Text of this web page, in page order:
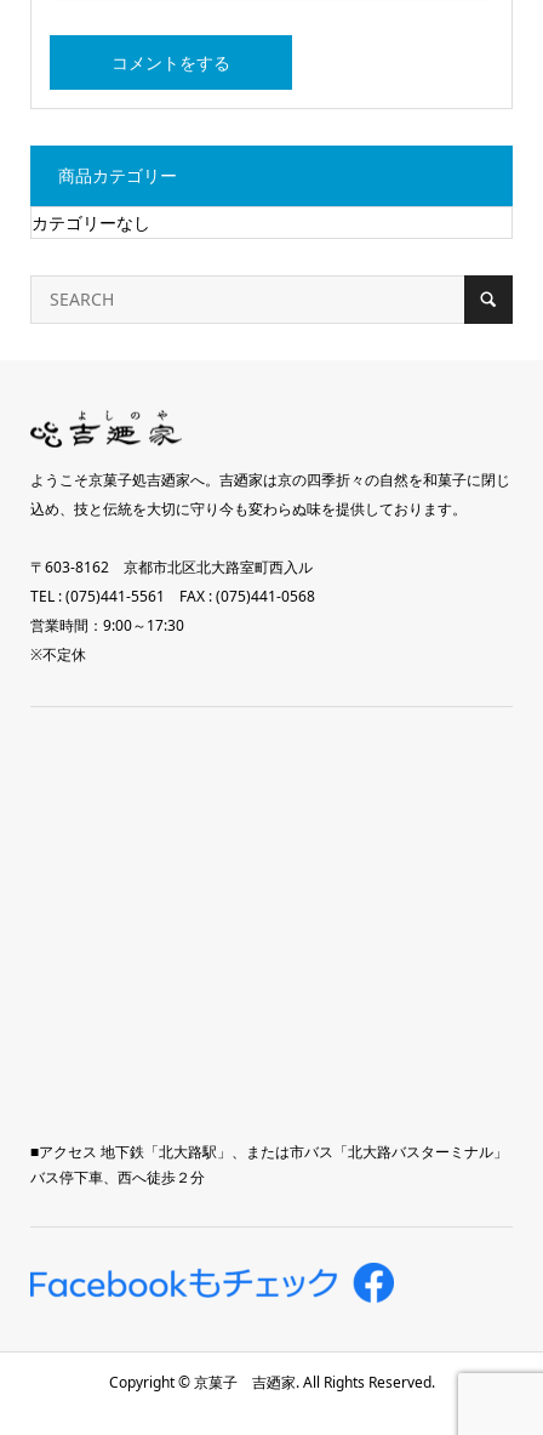
商品カテゴリー
カテゴリーなし
ようこそ京菓子処吉廼家へ。吉廼家は京の四季折々の自然を和菓子に閉じ
込め、技と伝統を大切に守り今も変わらぬ味を提供しております。
〒603-8162 京都市北区北大路室町西入ル
TEL : (075)441-5561 FAX : (075)441-0568
営業時間：9:00～17:30
※不定休
■アクセス 地下鉄「北大路駅」、または市バス「北大路バスターミナル」
バス停下車、西へ徒歩２分
Copyright ©京菓子 吉廼家. All Rights Reserved.